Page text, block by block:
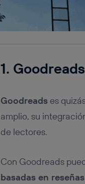
1.
Goodreadses
amplio, su
de lectores.
Con Goodreads
basadas en